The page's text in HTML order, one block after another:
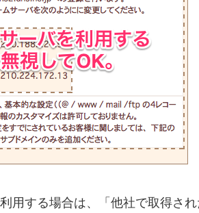
用する場合は、「他社で取得さ